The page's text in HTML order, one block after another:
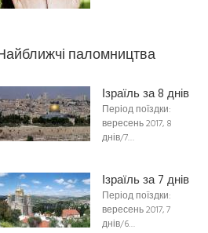
паломництва
Ізраїль за 8 днів
Період поїздки:
вересень 2017, 8
днів/7…
Ізраїль за 7 днів
Період поїздки:
вересень 2017, 7
днів/6…